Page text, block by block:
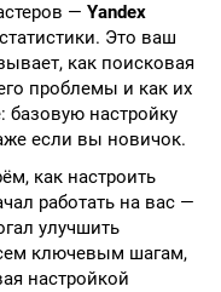
— Yandex
Это ваш
как поисковая
проблемы и как их
базовую настройку
если вы новичок.
как настроить
работать на вас —
улучшить
ключевым шагам,
настройкой